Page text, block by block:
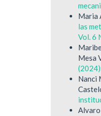
Maria
las
Vol. 6
Mesa
Nanci
Alvaro